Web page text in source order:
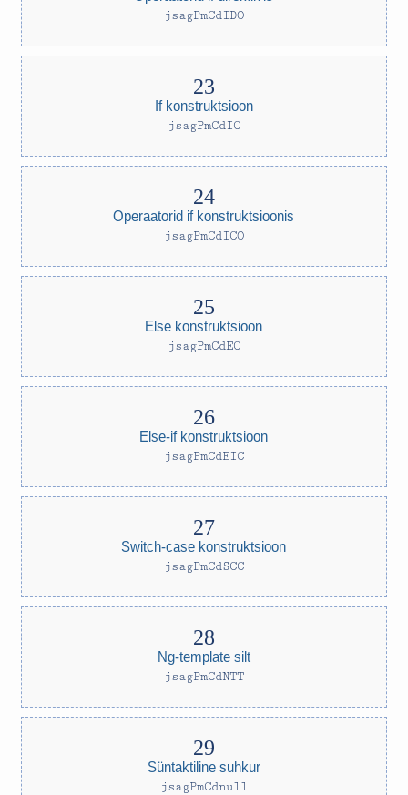
jsagPmCdIDO
If konstruktsioon
jsagPmCdIC
Operaatorid if konstruktsioonis
jsagPmCdICO
Else konstruktsioon
jsagPmCdEC
Else-if konstruktsioon
jsagPmCdEIC
Switch-case konstruktsioon
jsagPmCdSCC
Ng-template silt
jsagPmCdNTT
Süntaktiline suhkur
jsagPmCdnull